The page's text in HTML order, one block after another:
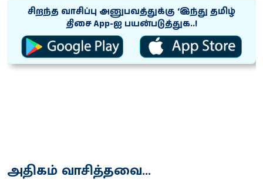
சிறந்த வாசிப்பு அனுபவத்துக்கு ‘இந்து தமிழ்
திசை App-ஐ பயன்படுத்துக..!
அதிகம் வாசித்தவை...